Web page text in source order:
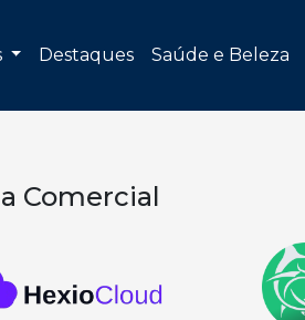
Destaques Saúde e Beleza
Comercial